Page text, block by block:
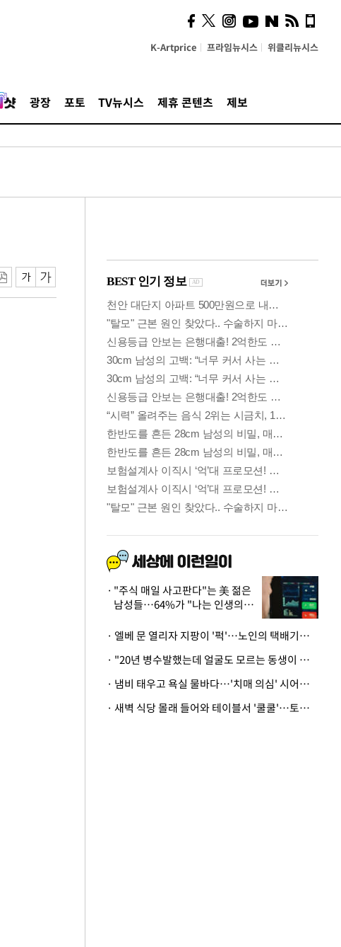
K-Artprice 프라임뉴시스 위클리뉴시스
광장 포토 TV뉴시스 제휴 콘텐츠 제보
시, 스마트폰 액세서리에
NFC 더했다
"주식 매일 사고판다"는 美 젊은
남성들…64%가 "나는 인생의
· 엘베 문 열리자 지팡이 '퍽'…노인의 택배기사 폭행 이유
· "20년 병수발했는데 얼굴도 모르는 동생이 유산 절반을"…배다른 형제 상속권 있을까
· 냄비 태우고 욕실 물바다…'치매 의심' 시어머니 검사 권유했다가 '날벼락'
· 새벽 식당 몰래 들어와 테이블서 '쿨쿨'…토사물 남기고 사라진 남성